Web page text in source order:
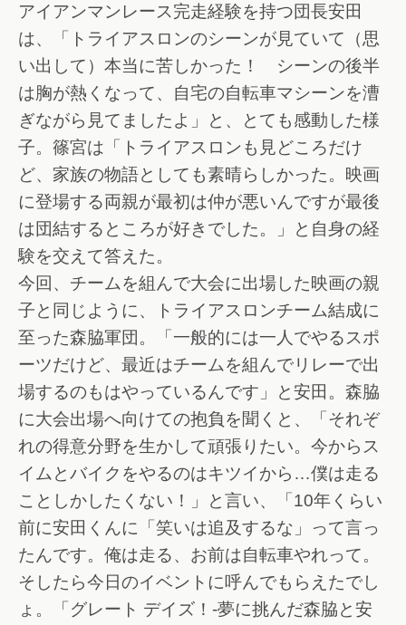
アイアンマンレース完走経験を持つ団長安田
は、「トライアスロンのシーンが見ていて（思
い出して）本当に苦しかった！ シーンの後半
は胸が熱くなって、自宅の自転車マシーンを漕
ぎながら見てましたよ」と、とても感動した様
子。篠宮は「トライアスロンも見どころだけ
ど、家族の物語としても素晴らしかった。映画
に登場する両親が最初は仲が悪いんですが最後
は団結するところが好きでした。」と自身の経
験を交えて答えた。
今回、チームを組んで大会に出場した映画の親
子と同じように、トライアスロンチーム結成に
至った森脇軍団。「一般的には一人でやるスポ
ーツだけど、最近はチームを組んでリレーで出
場するのもはやっているんです」と安田。森脇
に大会出場へ向けての抱負を聞くと、「それぞ
れの得意分野を生かして頑張りたい。今からス
イムとバイクをやるのはキツイから…僕は走る
ことしかしたくない！」と言い、「10年くらい
前に安田くんに「笑いは追及するな」って言っ
たんです。俺は走る、お前は自転車やれって。
そしたら今日のイベントに呼んでもらえたでし
ょ。「グレート デイズ！-夢に挑んだ森脇と安